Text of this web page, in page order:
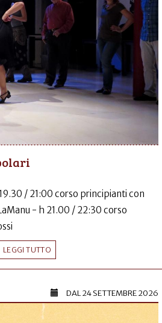
/ 21:00 corso principianti con
- h 21.00 / 22:30 corso
LEGGI TUTTO
DAL24 SETTEMBRE 2026